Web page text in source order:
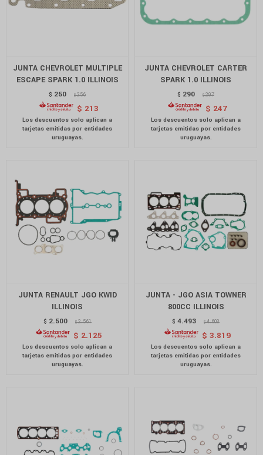
JUNTA CHEVROLET MULTIPLE
ESCAPE SPARK 1.0 ILLINOIS
$ 250 $256
$ 213
JUNTA CHEVROLET CARTER
SPARK 1.0 ILLINOIS
$ 290 $297
$ 247
JUNTA RENAULT JGO KWID
ILLINOIS
$ 2.500 $2.561
$ 2.125
JUNTA - JGO ASIA TOWNER
800CC ILLINOIS
$ 4.493 $4.603
$ 3.819